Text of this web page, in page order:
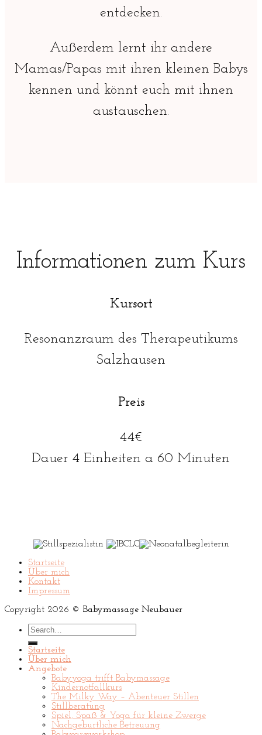
entdecken.
Außerdem lernt ihr andere
Mamas/Papas mit ihren kleinen Babys
kennen und könnt euch mit ihnen
austauschen.
Informationen zum Kurs
Kursort
Resonanzraum des Therapeutikums
Salzhausen
Preis
44€
Dauer 4 Einheiten a 60 Minuten
Startseite
Über mich
Kontakt
Impressum
Copyright 2026 © Babymassage Neubauer
Search
for:
Startseite
Über mich
Angebote
Babyyoga trifft Babymassage
Kindernotfallkurs
The Milky Way – Abenteuer Stillen
Stillberatung
Spiel, Spaß & Yoga für kleine Zwerge
Nachgeburtliche Betreuung